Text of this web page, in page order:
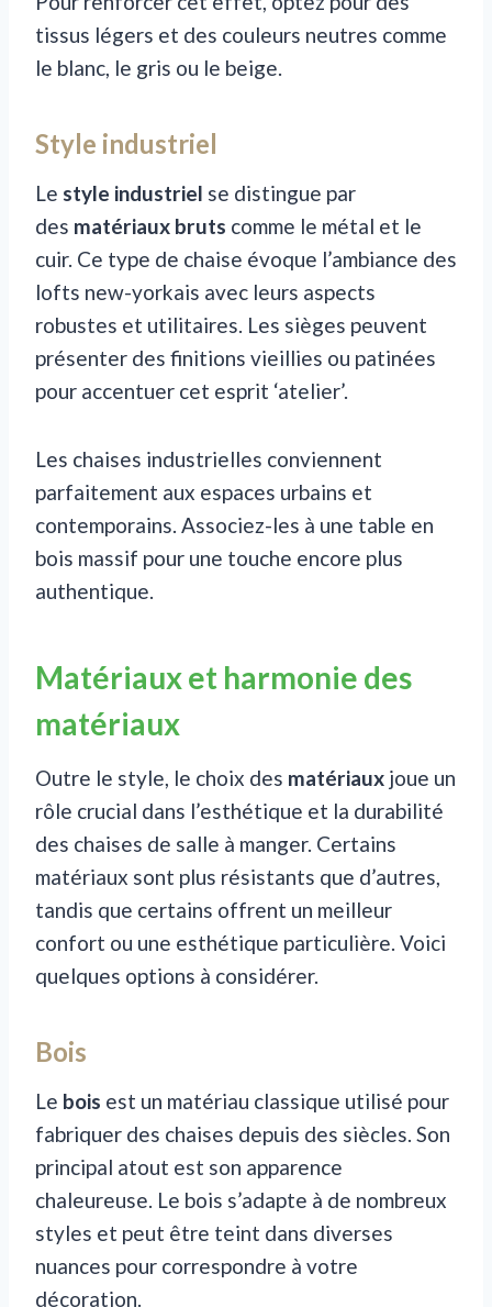
tissus légers et des couleurs neutres comme
le blanc, le gris ou le beige.
Style industriel
Le style industriel se distingue par
des matériaux bruts comme le métal et le
cuir. Ce type de chaise évoque l’ambiance des
lofts new-yorkais avec leurs aspects
robustes et utilitaires. Les sièges peuvent
présenter des finitions vieillies ou patinées
pour accentuer cet esprit ‘atelier’.
Les chaises industrielles conviennent
parfaitement aux espaces urbains et
contemporains. Associez-les à une table en
bois massif pour une touche encore plus
authentique.
Matériaux et harmonie des
matériaux
Outre le style, le choix des matériaux joue un
rôle crucial dans l’esthétique et la durabilité
des chaises de salle à manger. Certains
matériaux sont plus résistants que d’autres,
tandis que certains offrent un meilleur
confort ou une esthétique particulière. Voici
quelques options à considérer.
Bois
Le bois est un matériau classique utilisé pour
fabriquer des chaises depuis des siècles. Son
principal atout est son apparence
chaleureuse. Le bois s’adapte à de nombreux
styles et peut être teint dans diverses
nuances pour correspondre à votre
décoration.